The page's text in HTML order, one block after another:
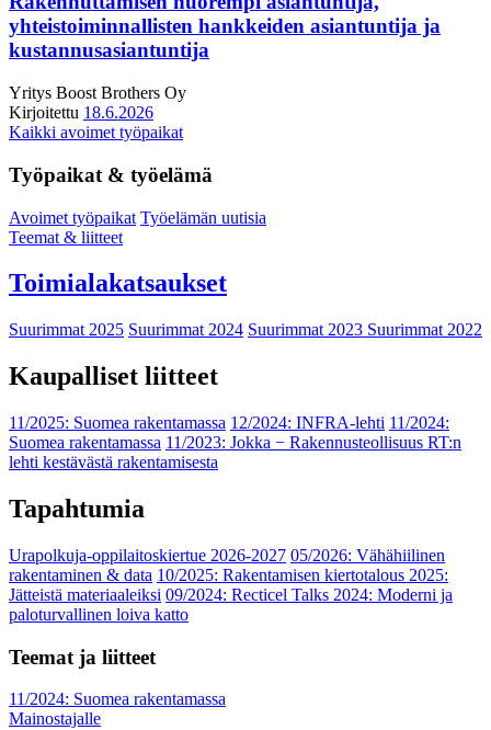
yhteistoiminnallisten hankkeiden asiantuntija ja
kustannusasiantuntija
Yritys Boost Brothers Oy
Kirjoitettu 18.6.2026
Kaikki avoimet työpaikat
Työpaikat & työelämä
Avoimet työpaikat Työelämän uutisia
Teemat & liitteet
Toimialakatsaukset
Suurimmat 2025 Suurimmat 2024 Suurimmat 2023 Suurimmat 2022
Kaupalliset liitteet
11/2025: Suomea rakentamassa 12/2024: INFRA-lehti 11/2024:
Suomea rakentamassa 11/2023: Jokka − Rakennusteollisuus RT:n
lehti kestävästä rakentamisesta
Tapahtumia
Urapolkuja-oppilaitoskiertue 2026-2027 05/2026: Vähähiilinen
rakentaminen & data 10/2025: Rakentamisen kiertotalous 2025:
Jätteistä materiaaleiksi 09/2024: Recticel Talks 2024: Moderni ja
paloturvallinen loiva katto
Teemat ja liitteet
11/2024: Suomea rakentamassa
Mainostajalle